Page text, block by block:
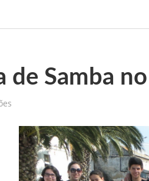
A SFRUA
Convite: 157º
A Nossa Sede em
de Samba